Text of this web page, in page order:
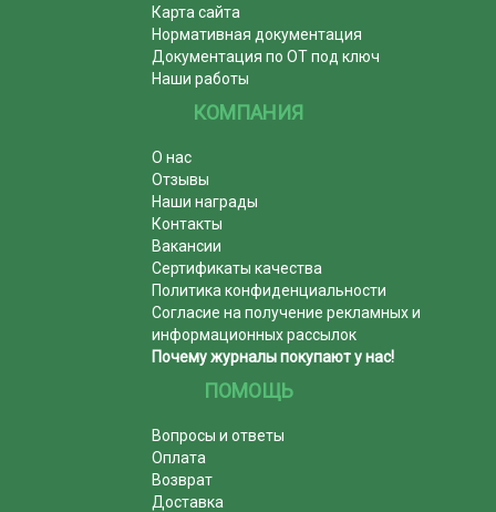
Карта сайта
Нормативная документация
Документация по ОТ под ключ
Наши работы
КОМПАНИЯ
О нас
Отзывы
Наши награды
Контакты
Вакансии
Сертификаты качества
Политика конфиденциальности
Согласие на получение рекламных и
информационных рассылок
Почему журналы покупают у нас!
ПОМОЩЬ
Вопросы и ответы
Оплата
Возврат
Доставка